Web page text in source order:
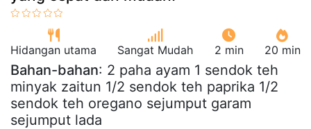
Hidangan utama Sangat Mudah 2 min 20 min
Bahan-bahan: 2 paha ayam 1 sendok teh
minyak zaitun 1/2 sendok teh paprika 1/2
sendok teh oregano sejumput garam
sejumput lada